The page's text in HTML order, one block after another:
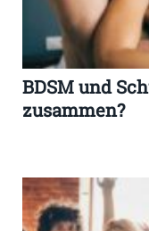
BDSM und
zusammen?